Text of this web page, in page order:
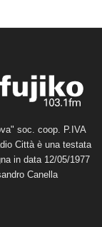
soc. coop. P.IVA
Città è una testata
in data 12/05/1977
Canella